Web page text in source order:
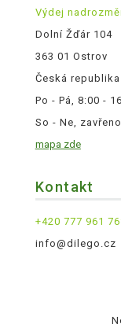
Výdej
Dolní Žďár 104
363 01 Ostrov
Česká republika
Po - Pá, 8:00 -
So - Ne, zavřeno
mapa zde
Kontakt
+420 777 961
info@dilego.cz